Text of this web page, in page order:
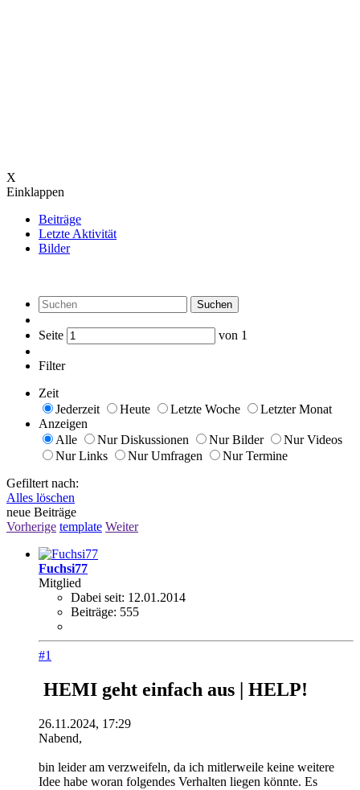
X
Einklappen
Beiträge
Letzte Aktivität
Bilder
Suchen
Seite von 1
Filter
Zeit
Jederzeit
Heute Letzte Woche
Letzter Monat
Anzeigen
Alle
Nur Diskussionen Nur Bilder
Nur Videos
Nur Links
Nur Umfragen
Nur Termine
Gefiltert nach:
Alles löschen
neue Beiträge
Vorherige template Weiter
Fuchsi77
Mitglied
Dabei seit: 12.01.2014
Beiträge: 555
#1
HEMI geht einfach aus | HELP!
26.11.2024, 17:29
Nabend,
bin leider am verzweifeln, da ich mitlerweile keine weitere
Idee habe woran folgendes Verhalten liegen könnte. Es